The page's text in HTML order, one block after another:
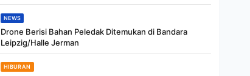
NEWS
Drone Berisi Bahan Peledak Ditemukan di Bandara
Leipzig/Halle Jerman
HIBURAN